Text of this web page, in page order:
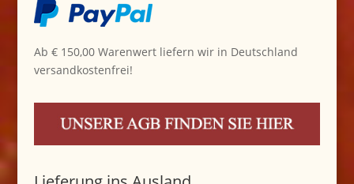
Ab € 150,00 Warenwert liefern wir in Deutschland
versandkostenfrei!